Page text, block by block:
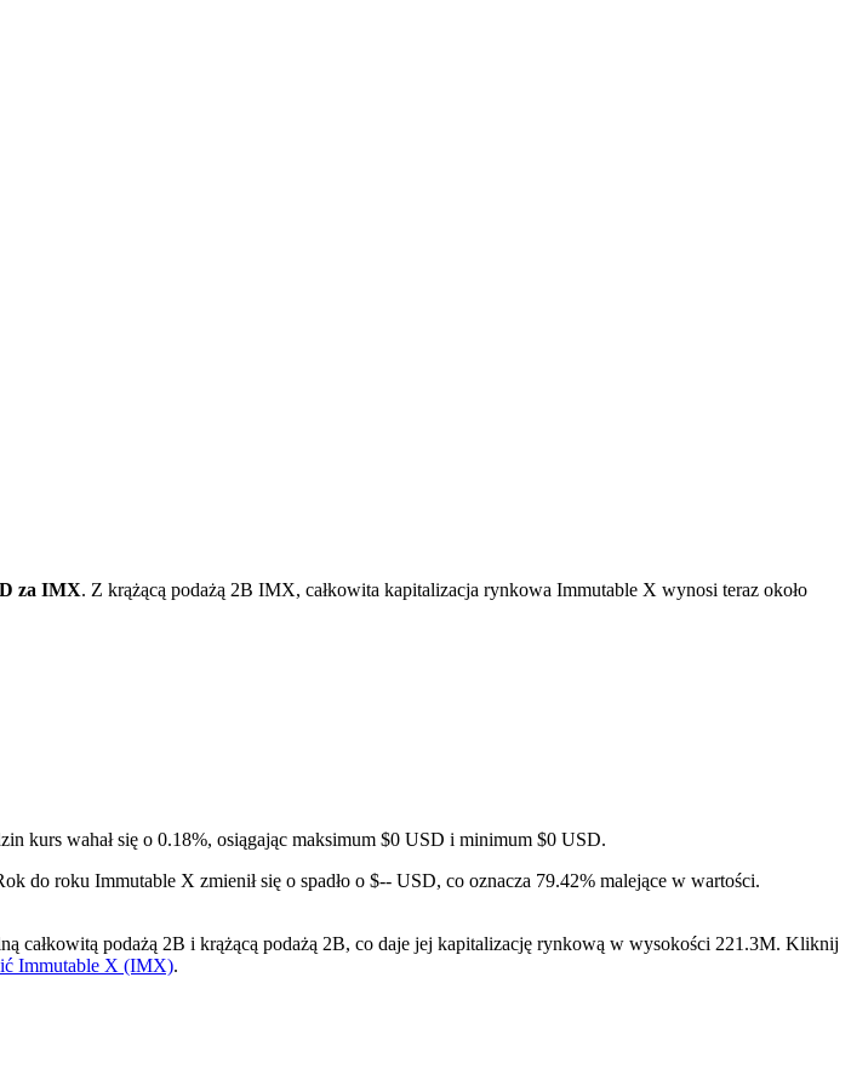
za IMX. Z krążącą podażą 2B IMX, całkowita kapitalizacja rynkowa Immutable X wynosi teraz około
kurs wahał się o 0.18%, osiągając maksimum $0 USD i minimum $0 USD.
do roku Immutable X zmienił się o spadło o $-- USD, co oznacza 79.42% malejące w wartości.
całkowitą podażą 2B i krążącą podażą 2B, co daje jej kapitalizację rynkową w wysokości 221.3M. Kliknij
Immutable X (IMX).